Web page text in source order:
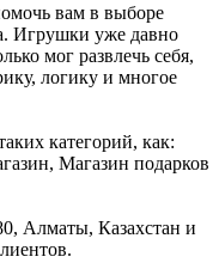
вам в выборе
Игрушки уже давно
мог развлечь себя,
логику и многое
категорий, как:
Магазин подарков
Алматы, Казахстан и